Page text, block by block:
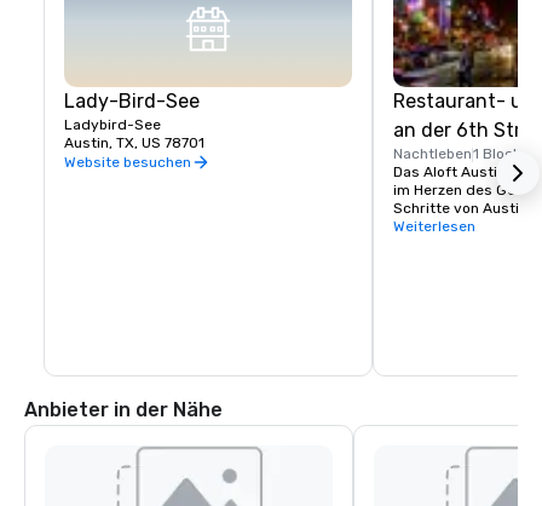
Lady-Bird-See
Ladybird-See
Austin, TX, US 78701
Website besuchen
Restaurant-
an der 6th
Nachtleben1 Block
Das Aloft Austin
im Herzen des
Schritte von Austins
Restaurants und
Weiterlesen
Anbieter in der Nähe